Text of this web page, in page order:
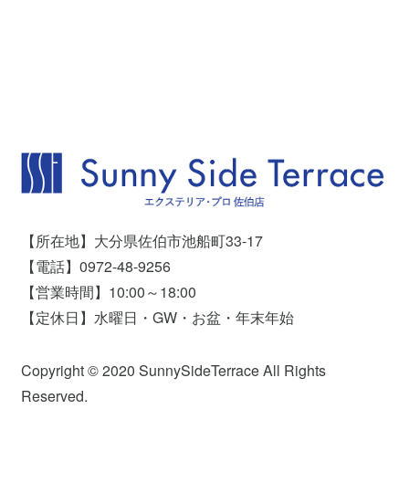
【所在地】大分県佐伯市池船町33-17
【電話】0972-48-9256
【営業時間】10:00～18:00
【定休日】水曜日・GW・お盆・年末年始
Copyright © 2020 SunnySideTerrace All Rights
Reserved.